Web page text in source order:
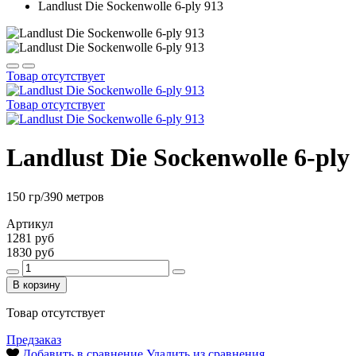
Landlust Die Sockenwolle 6-ply 913
Товар отсутствует
Товар отсутствует
Landlust Die Sockenwolle 6-ply
150 гр/390 метров
Артикул
1281 руб
1830 руб
В корзину
Товар отсутствует
Предзаказ